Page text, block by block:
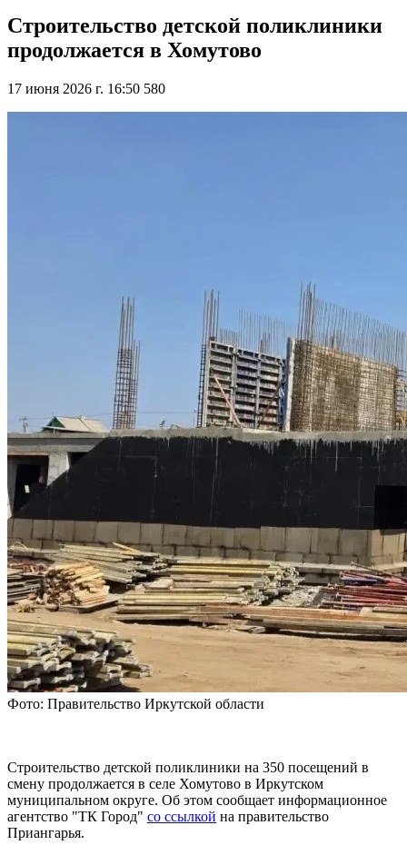
Строительство детской поликлиники
продолжается в Хомутово
17 июня 2026 г. 16:50 580
Фото: Правительство Иркутской области
Строительство детской поликлиники на 350 посещений в
смену продолжается в селе Хомутово в Иркутском
муниципальном округе. Об этом сообщает информационное
агентство "ТК Город" со ссылкой на правительство
Приангарья.